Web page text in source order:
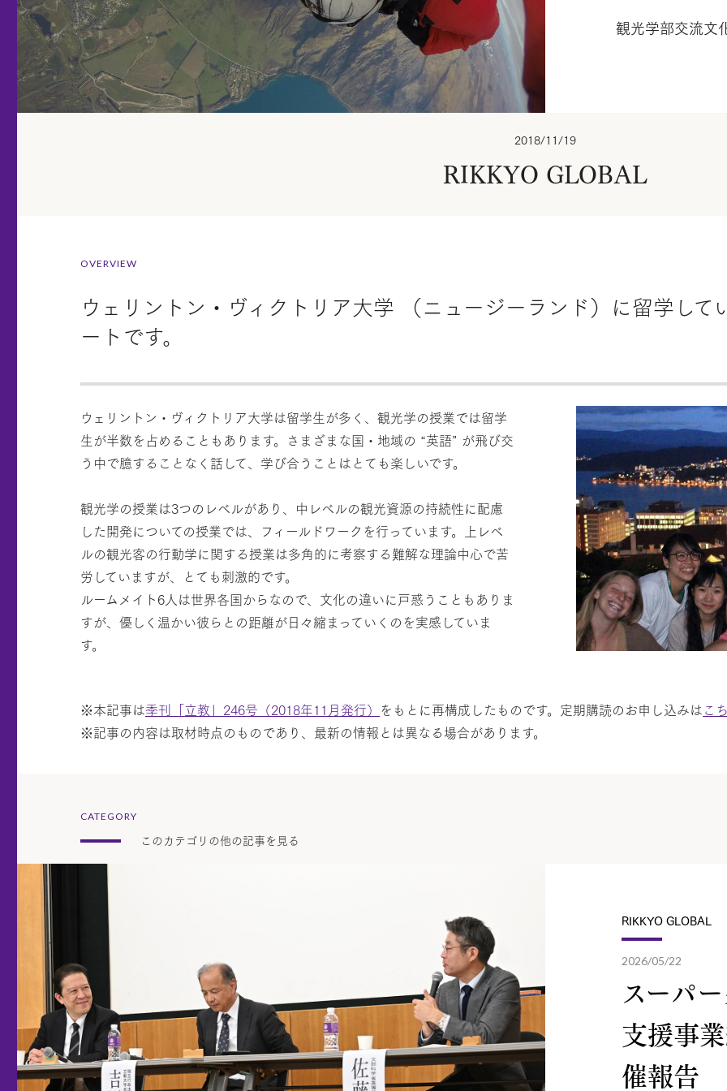
観光学部交流文
2018/11/19
RIKKYO GLOBAL
OVERVIEW
ウェリントン・ヴィクトリア大学 （ニュージーランド）に留学し
ートです。
ウェリントン・ヴィクトリア大学は留学生が多く、観光学の授業では留学
生が半数を占めることもあります。さまざまな国・地域の “英語” が飛び交
う中で臆することなく話して、学び合うことはとても楽しいです。
観光学の授業は3つのレベルがあり、中レベルの観光資源の持続性に配慮
した開発についての授業では、フィールドワークを行っています。上レベ
ルの観光客の行動学に関する授業は多角的に考察する難解な理論中心で苦
労していますが、とても刺激的です。
ルームメイト6人は世界各国からなので、文化の違いに戸惑うこともありま
すが、優しく温かい彼らとの距離が日々縮まっていくのを実感していま
す。
※本記事は季刊「立教」246号（2018年11月発行） をもとに再構成したものです。定期購読のお申し込みはこ
※記事の内容は取材時点のものであり、最新の情報とは異なる場合があります。
CATEGORY
このカテゴリの他の記事を見る
RIKKYO GLOBAL
2026/05/22
スーパ
支援事
催報告